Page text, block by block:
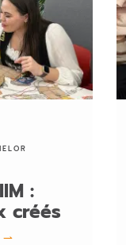
:
créés
→